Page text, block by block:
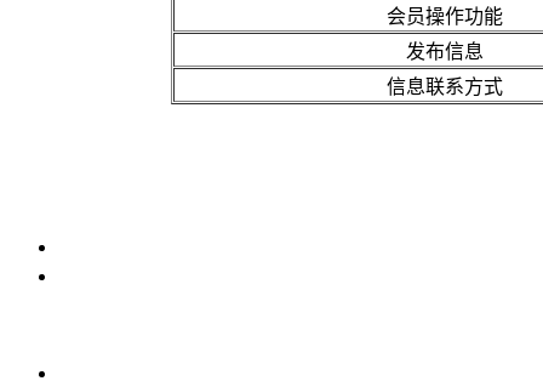
会员操作功能
发布信息
信息联系方式